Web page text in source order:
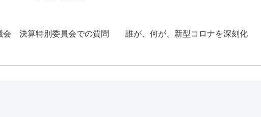
会 決算特別委員会での質問 誰が、何が、新型コロナを深刻化